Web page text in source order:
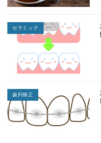
セラミック
歯列矯正